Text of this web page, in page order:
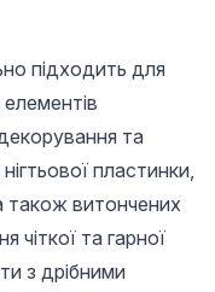
підходить для
та
пластинки,
також витончених
чіткої та гарної
з дрібними